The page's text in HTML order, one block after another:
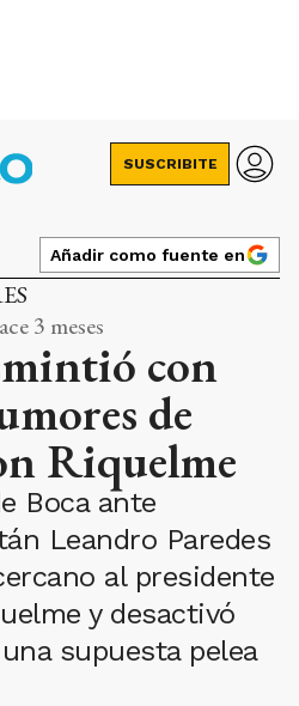
SUSCRIBITE
Añadir como fuente en
3 meses
con
de
Riquelme
Boca ante
Leandro Paredes
al presidente
y desactivó
supuesta pelea